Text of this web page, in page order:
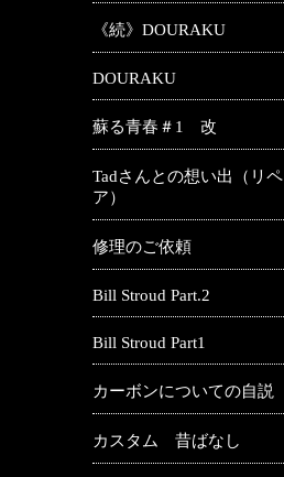
《続》DOURAKU
DOURAKU
蘇る青春＃1 改
Tadさんとの想い出（リペ
ア）
修理のご依頼
Bill Stroud Part.2
Bill Stroud Part1
カーボンについての自説
カスタム 昔ばなし